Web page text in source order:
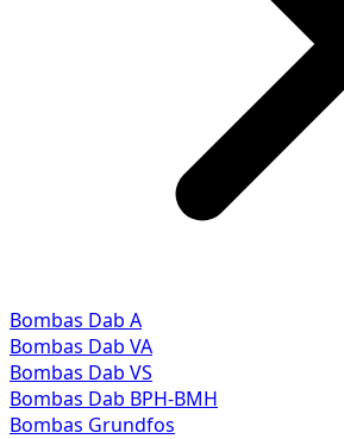
Bombas Dab A
Bombas Dab VA
Bombas Dab VS
Bombas Dab BPH-BMH
Bombas Grundfos